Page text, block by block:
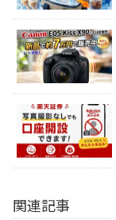
関連記事